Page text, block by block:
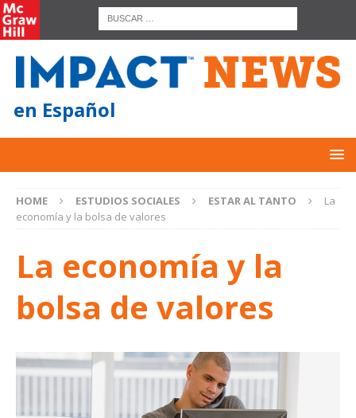
en Español
HOME ESTUDIOS SOCIALES ESTAR AL TANTO
La
economía y la bolsa de valores
La economía y la
bolsa de valores